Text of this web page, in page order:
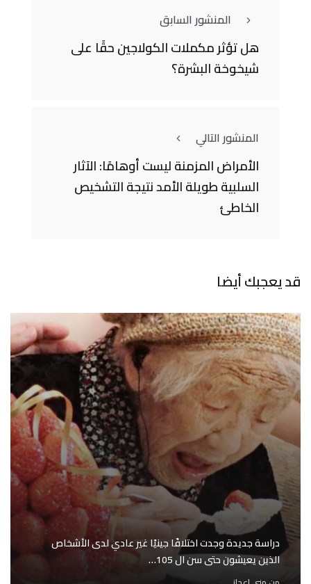
المنشور السابق
هل تؤثر مكملات الكولاجين حقًا على
شيخوخة البشرة؟
المنشور التالي
الأمراض المزمنة ليست أوهامًا: الآثار
السلبية طويلة الأمد نتيجة التشخيص
الخاطئ
قد يعجبك أيضا
دراسة جديدة وجدت اختلافًا جينيًا غير عادي لدى الأشخاص
الذين يعيشون حتى سن ال 105…